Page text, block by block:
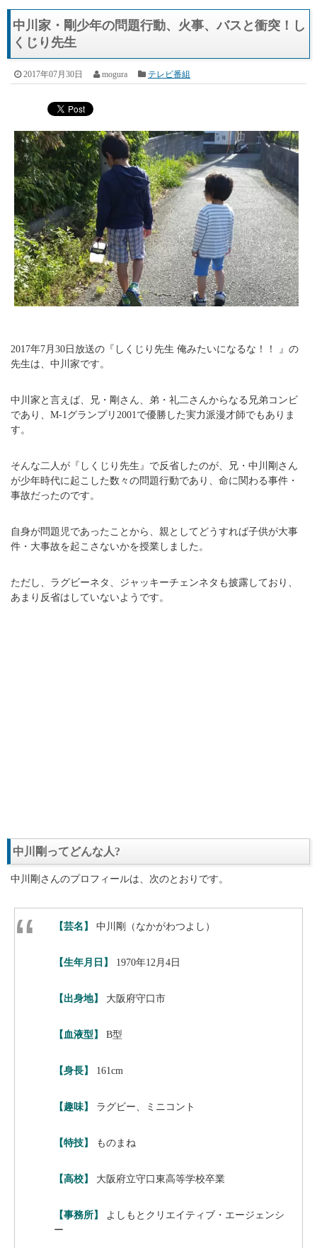
中川家・剛少年の問題行動、火事、バスと衝突！し
くじり先生
2017年07月30日 mogura テレビ番組
2017年7月30日放送の『しくじり先生 俺みたいになるな！！ 』の
先生は、中川家です。
中川家と言えば、兄・剛さん、弟・礼二さんからなる兄弟コンビ
であり、M-1グランプリ2001で優勝した実力派漫才師でもありま
す。
そんな二人が『しくじり先生』で反省したのが、兄・中川剛さん
が少年時代に起こした数々の問題行動であり、命に関わる事件・
事故だったのです。
自身が問題児であったことから、親としてどうすれば子供が大事
件・大事故を起こさないかを授業しました。
ただし、ラグビーネタ、ジャッキーチェンネタも披露しており、
あまり反省はしていないようです。
中川剛ってどんな人?
中川剛さんのプロフィールは、次のとおりです。
【芸名】 中川剛（なかがわつよし）
【生年月日】 1970年12月4日
【出身地】 大阪府守口市
【血液型】 B型
【身長】 161cm
【趣味】 ラグビー、ミニコント
【特技】 ものまね
【高校】 大阪府立守口東高等学校卒業
【事務所】
よしもとクリエイティブ・エージェンシ
ー